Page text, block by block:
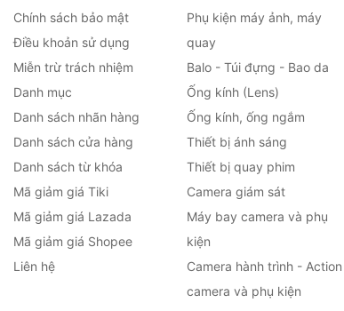
Chính sách bảo mật
Điều khoản sử dụng
Miễn trừ trách nhiệm
Danh mục
Danh sách nhãn hàng
Danh sách cửa hàng
Danh sách từ khóa
Mã giảm giá Tiki
Mã giảm giá Lazada
Mã giảm giá Shopee
Liên hệ
Phụ kiện máy ảnh, máy
quay
Balo - Túi đựng - Bao da
Ống kính (Lens)
Ống kính, ống ngắm
Thiết bị ánh sáng
Thiết bị quay phim
Camera giám sát
Máy bay camera và phụ
kiện
Camera hành trình - Action
camera và phụ kiện